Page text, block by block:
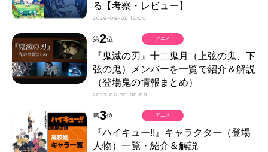
る【考察・レビュー】
2026-08-03 12:00
第2位
『鬼滅の刃』十二鬼月（上弦の鬼、下
弦の鬼）メンバーを一覧で紹介＆解説
（登場鬼の情報まとめ）
2023-06-20 00:00
アニメ
第3位
『ハイキュー!!』キャラクター（登場
人物）一覧・紹介＆解説
アニメ